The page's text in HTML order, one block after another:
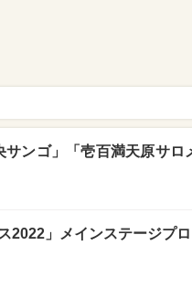
ンゴ」「壱百満天原サロ
2022」メインステージプ